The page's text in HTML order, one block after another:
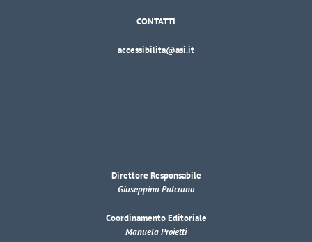
CONTATTI
accessibilita@asi.it
Direttore Responsabile
Giuseppina Pulcrano
Coordinamento Editoriale
Manuela Proietti